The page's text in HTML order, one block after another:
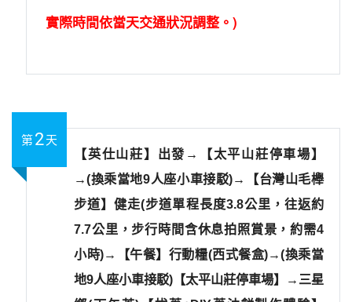
實際時間依當天交通狀況調整。)
第2天
【英仕山莊】出發→【太平山莊停車場】
→(換乘當地9人座小車接駁)→【台灣山毛櫸
步道】健走(步道單程長度3.8公里，往返約
7.7公里，步行時間含休息拍照賞景，約需4
小時)→【午餐】行動糧(西式餐盒)→(換乘當
地9人座小車接駁)【太平山莊停車場】→三星